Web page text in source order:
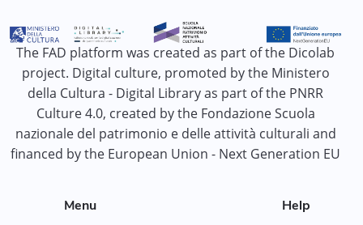
The FAD platform was created as part of the Dicolab
project. Digital culture, promoted by the Ministero
della Cultura - Digital Library as part of the PNRR
Culture 4.0, created by the Fondazione Scuola
nazionale del patrimonio e delle attività culturali and
financed by the European Union - Next Generation EU
Menu Help